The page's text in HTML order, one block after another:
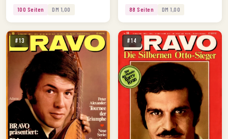
100 Seiten DM 1,00 88 Seiten DM 1,00
#13 #14